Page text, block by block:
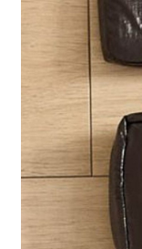
恩沛科技股份有限公司